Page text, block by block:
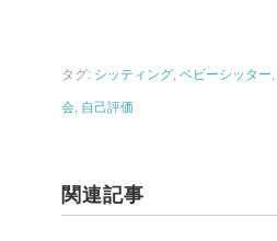
タグ: シッティング, ベビーシッター,
会, 自己評価
関連記事